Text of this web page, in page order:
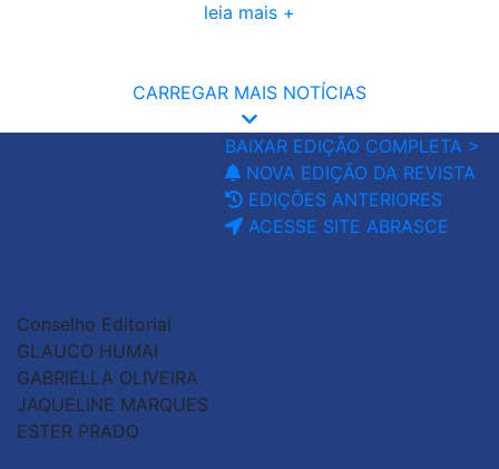
leia mais +
CARREGAR MAIS NOTÍCIAS
BAIXAR EDIÇÃO COMPLETA >
NOVA EDIÇÃO DA REVISTA
EDIÇÕES ANTERIORES
ACESSE SITE ABRASCE
Conselho Editorial
GLAUCO HUMAI
GABRIELLA OLIVEIRA
JAQUELINE MARQUES
ESTER PRADO